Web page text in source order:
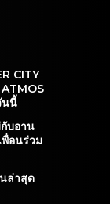
CITY
นนี้
บอาน
พื่อนร่วม
ล่าสุด